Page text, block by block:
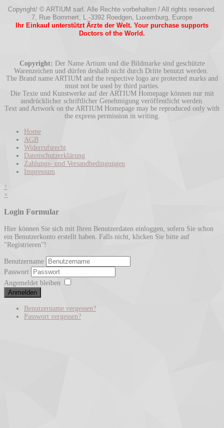
Copyright/ © ARTIUM sarl. Alle Rechte vorbehalten / All rights reserved.
7, Rue Bommert, L.-3392 Roedgen, Luxemburg, Europe
Ihr Einkauf unterstützt Ärzte der Welt. Your purchase supports
Doctors of the World.
Copyright: Der Name Artium und die Bildmarke sind geschützte
Warenzeichen und dürfen deshalb nicht durch Dritte benutzt werden.
The Brand name ARTIUM and the respective logo are protected marks and
must not be used by third parties.
Die Texte und Kunstwerke auf der ARTIUM Homepage können nur mit
ausdrücklicher schriftlicher Genehmigung veröffentlicht werden.
Text and Artwork on the ARTIUM Homepage may be reproduced only with
the express permission in writing.
Home
AGB
Widerrufsrecht
Datenschutzerklärung
Zahlungs- und Versandbedingungen
Impressum
↑
×
Login Formular
Hier können Sie sich mit Ihren Benutzerdaten einloggen, sofern Sie schon
ein Benutzerkonto erstellt haben. Falls nicht, klicken Sie bitte auf
"Registrieren"!
Benutzername
Passwort
Angemeldet bleiben
Anmelden
Benutzername vergessen?
Passwort vergessen?